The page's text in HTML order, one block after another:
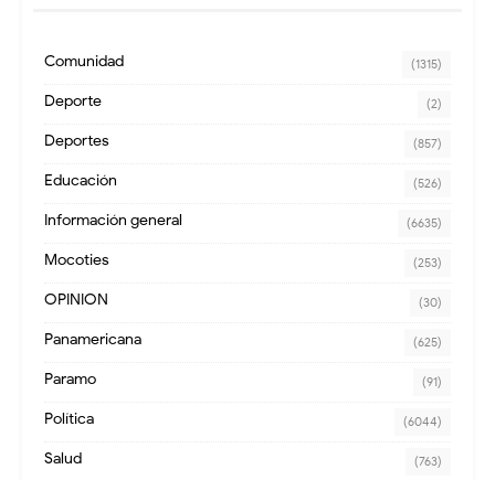
Comunidad (1315)
Deporte (2)
Deportes (857)
Educación (526)
Información general (6635)
Mocoties (253)
OPINION (30)
Panamericana (625)
Paramo (91)
Política (6044)
Salud (763)